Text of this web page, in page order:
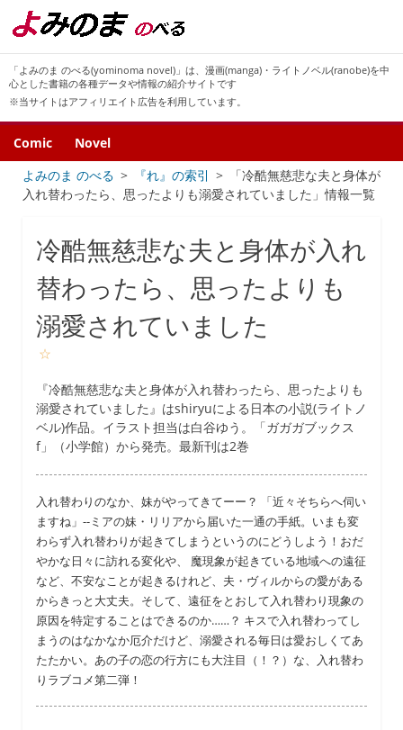
「よみのま のべる(yominoma novel)」は、漫画(manga)・ライトノベル(ranobe)を中
心とした書籍の各種データや情報の紹介サイトです
※当サイトはアフィリエイト広告を利用しています。
Comic
Novel
よみのま のべる
『れ』の索引
「冷酷無慈悲な夫と身体が
入れ替わったら、思ったよりも溺愛されていました」情報一覧
冷酷無慈悲な夫と身体が入れ
替わったら、思ったよりも
溺愛されていました
☆
『冷酷無慈悲な夫と身体が入れ替わったら、思ったよりも
溺愛されていました』はshiryuによる日本の小説(ライトノ
ベル)作品。イラスト担当は白谷ゆう。「ガガガブックス
f」（小学館）から発売。最新刊は2巻
入れ替わりのなか、妹がやってきてーー？ 「近々そちらへ伺い
ますね」--ミアの妹・リリアから届いた一通の手紙。いまも変
わらず入れ替わりが起きてしまうというのにどうしよう！おだ
やかな日々に訪れる変化や、 魔現象が起きている地域への遠征
など、不安なことが起きるけれど、夫・ヴィルからの愛がある
からきっと大丈夫。そして、遠征をとおして入れ替わり現象の
原因を特定することはできるのか……？ キスで入れ替わってし
まうのはなかなか厄介だけど、溺愛される毎日は愛おしくてあ
たたかい。あの子の恋の行方にも大注目（！？）な、入れ替わ
りラブコメ第二弾！